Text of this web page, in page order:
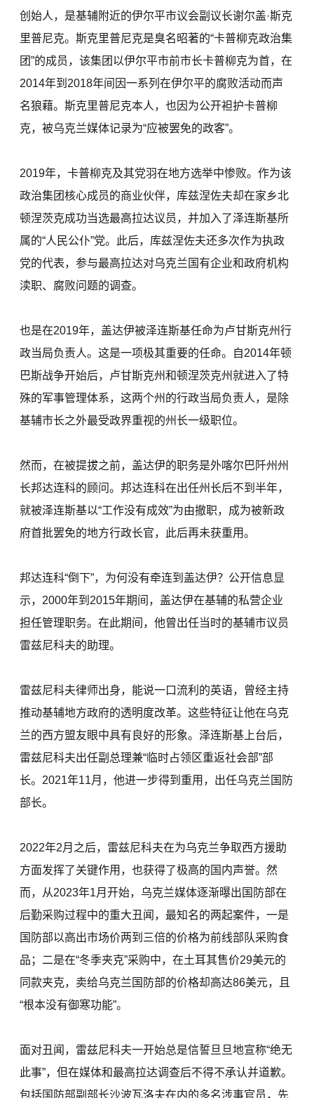
创始人，是基辅附近的伊尔平市议会副议长谢尔盖·斯克
里普尼克。斯克里普尼克是臭名昭著的“卡普柳克政治集
团”的成员，该集团以伊尔平市前市长卡普柳克为首，在
2014年到2018年间因一系列在伊尔平的腐败活动而声
名狼藉。斯克里普尼克本人，也因为公开袒护卡普柳
克，被乌克兰媒体记录为“应被罢免的政客”。
2019年，卡普柳克及其党羽在地方选举中惨败。作为该
政治集团核心成员的商业伙伴，库兹涅佐夫却在家乡北
顿涅茨克成功当选最高拉达议员，并加入了泽连斯基所
属的“人民公仆”党。此后，库兹涅佐夫还多次作为执政
党的代表，参与最高拉达对乌克兰国有企业和政府机构
渎职、腐败问题的调查。
也是在2019年，盖达伊被泽连斯基任命为卢甘斯克州行
政当局负责人。这是一项极其重要的任命。自2014年顿
巴斯战争开始后，卢甘斯克州和顿涅茨克州就进入了特
殊的军事管理体系，这两个州的行政当局负责人，是除
基辅市长之外最受政界重视的州长一级职位。
然而，在被提拔之前，盖达伊的职务是外喀尔巴阡州州
长邦达连科的顾问。邦达连科在出任州长后不到半年，
就被泽连斯基以“工作没有成效”为由撤职，成为被新政
府首批罢免的地方行政长官，此后再未获重用。
邦达连科“倒下”，为何没有牵连到盖达伊？公开信息显
示，2000年到2015年期间，盖达伊在基辅的私营企业
担任管理职务。在此期间，他曾出任当时的基辅市议员
雷兹尼科夫的助理。
雷兹尼科夫律师出身，能说一口流利的英语，曾经主持
推动基辅地方政府的透明度改革。这些特征让他在乌克
兰的西方盟友眼中具有良好的形象。泽连斯基上台后，
雷兹尼科夫出任副总理兼“临时占领区重返社会部”部
长。2021年11月，他进一步得到重用，出任乌克兰国防
部长。
2022年2月之后，雷兹尼科夫在为乌克兰争取西方援助
方面发挥了关键作用，也获得了极高的国内声誉。然
而，从2023年1月开始，乌克兰媒体逐渐曝出国防部在
后勤采购过程中的重大丑闻，最知名的两起案件，一是
国防部以高出市场价两到三倍的价格为前线部队采购食
品；二是在“冬季夹克”采购中，在土耳其售价29美元的
同款夹克，卖给乌克兰国防部的价格却高达86美元，且
“根本没有御寒功能”。
面对丑闻，雷兹尼科夫一开始总是信誓旦旦地宣称“绝无
此事”，但在媒体和最高拉达调查后不得不承认并道歉。
包括国防部副部长沙波瓦洛夫在内的多名涉事官员，先